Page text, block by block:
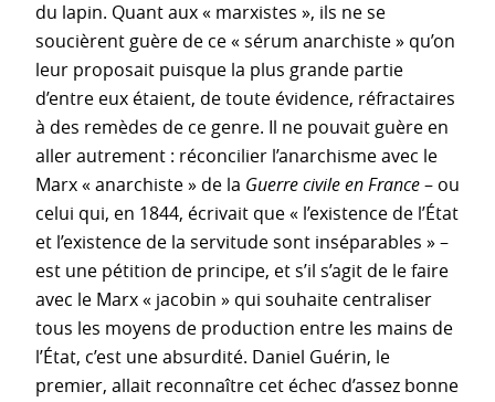
du lapin. Quant aux « marxistes », ils ne se
soucièrent guère de ce « sérum anarchiste » qu’on
leur proposait puisque la plus grande partie
d’entre eux étaient, de toute évidence, réfractaires
à des remèdes de ce genre. Il ne pouvait guère en
aller autrement : réconcilier l’anarchisme avec le
Marx « anarchiste » de la Guerre civile en France– ou
celui qui, en 1844, écrivait que « l’existence de l’État
et l’existence de la servitude sont inséparables » –
est une pétition de principe, et s’il s’agit de le faire
avec le Marx « jacobin » qui souhaite centraliser
tous les moyens de production entre les mains de
l’État, c’est une absurdité. Daniel Guérin, le
premier, allait reconnaître cet échec d’assez bonne